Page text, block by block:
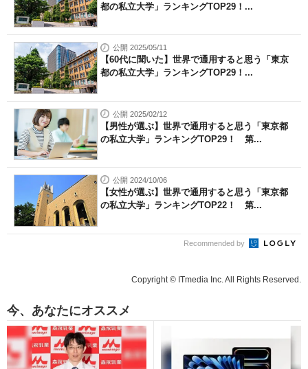
都の私立大学」ランキングTOP29！...
公開 2025/05/11
【60代に聞いた】世界で通用すると思う「東京
都の私立大学」ランキングTOP29！...
公開 2025/02/12
【男性が選ぶ】世界で通用すると思う「東京都
の私立大学」ランキングTOP29！ 第...
公開 2024/10/06
【女性が選ぶ】世界で通用すると思う「東京都
の私立大学」ランキングTOP22！ 第...
Recommended by
Copyright © ITmedia Inc. All Rights Reserved.
今、あなたにオススメ